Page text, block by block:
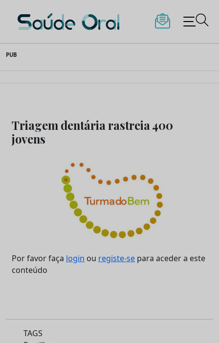
to
content
Saúde Oral
PUB
Triagem dentária rastreia 400
jovens
Por favor faça login ou registe-se para aceder a este
conteúdo
TAGS